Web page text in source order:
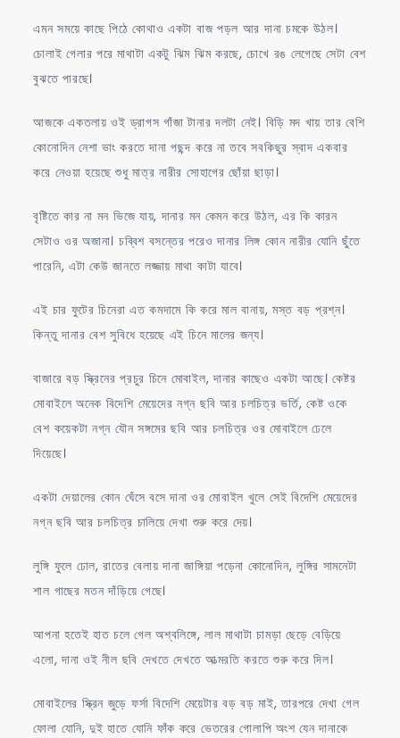
এমন সময়ে কাছে পিঠে কোথাও একটা বাজ পড়ল আর দানা চমকে উঠল।
চোলাই গেলার পরে মাথাটা একটু ঝিম ঝিম করছে, চোখে রঙ লেগেছে সেটা বেশ
বুঝতে পারছে।
আজকে একতলায় ওই ড্রাগস গাঁজা টানার দলটা নেই। বিড়ি মদ খায় তার বেশি
কোনোদিন নেশা ভাং করতে দানা পছন্দ করে না তবে সবকিছুর স্বাদ একবার
করে নেওয়া হয়েছে শুধু মাত্র নারীর সোহাগের ছোঁয়া ছাড়া।
বৃষ্টিতে কার না মন ভিজে যায়, দানার মন কেমন করে উঠল, এর কি কারন
সেটাও ওর অজানা। চব্বিশ বসন্তের পরেও দানার লিঙ্গ কোন নারীর যোনি ছুঁতে
পারেনি, এটা কেউ জানতে লজ্জায় মাথা কাটা যাবে।
এই চার ফুটের চিনেরা এত কমদামে কি করে মাল বানায়, মস্ত বড় প্রশ্ন।
কিন্তু দানার বেশ সুবিধে হয়েছে এই চিনে মালের জন্য।
বাজারে বড় স্ক্রিনের প্রচুর চিনে মোবাইল, দানার কাছেও একটা আছে। কেষ্টর
মোবাইলে অনেক বিদেশি মেয়েদের নগ্ন ছবি আর চলচিত্র ভর্তি, কেষ্ট ওকে
বেশ কয়েকটা নগ্ন যৌন সঙ্গমের ছবি আর চলচিত্র ওর মোবাইলে ঢেলে
দিয়েছে।
একটা দেয়ালের কোন ঘেঁসে বসে দানা ওর মোবাইল খুলে সেই বিদেশি মেয়েদের
নগ্ন ছবি আর চলচিত্র চালিয়ে দেখা শুরু করে দেয়।
লুঙ্গি ফুলে ঢোল, রাতের বেলায় দানা জাঙ্গিয়া পড়েনা কোনোদিন, লুঙ্গির সামনেটা
শাল গাছের মতন দাঁড়িয়ে গেছে।
আপনা হতেই হাত চলে গেল অশ্বলিঙ্গে, লাল মাথাটা চামড়া ছেড়ে বেড়িয়ে
এলো, দানা ওই নীল ছবি দেখতে দেখতে আত্মরতি করতে শুরু করে দিল।
মোবাইলের স্ক্রিন জুড়ে ফর্সা বিদেশি মেয়েটার বড় বড় মাই, তারপরে দেখা গেল
ফোলা যোনি, দুই হাতে যোনি ফাঁক করে ভেতরের গোলাপি অংশ যেন দানাকে